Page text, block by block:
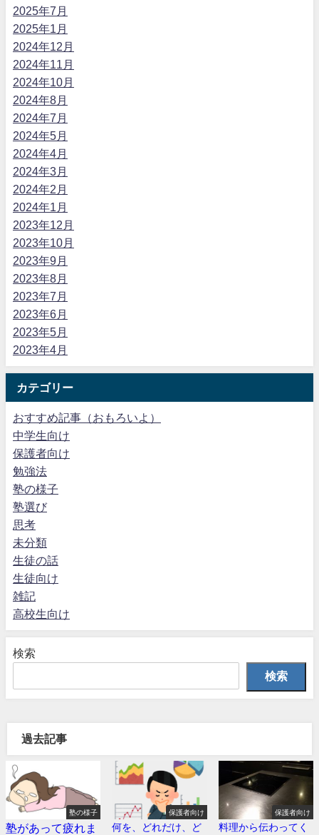
2025年7月
2025年1月
2024年12月
2024年11月
2024年10月
2024年8月
2024年7月
2024年5月
2024年4月
2024年3月
2024年2月
2024年1月
2023年12月
2023年10月
2023年9月
2023年8月
2023年7月
2023年6月
2023年5月
2023年4月
カテゴリー
おすすめ記事（おもろいよ）
中学生向け
保護者向け
勉強法
塾の様子
塾選び
思考
未分類
生徒の話
生徒向け
雑記
高校生向け
検索
検索
過去記事
塾の様子
塾があって疲れま
保護者向け
何を、どれだけ、ど
保護者向け
料理から伝わってく